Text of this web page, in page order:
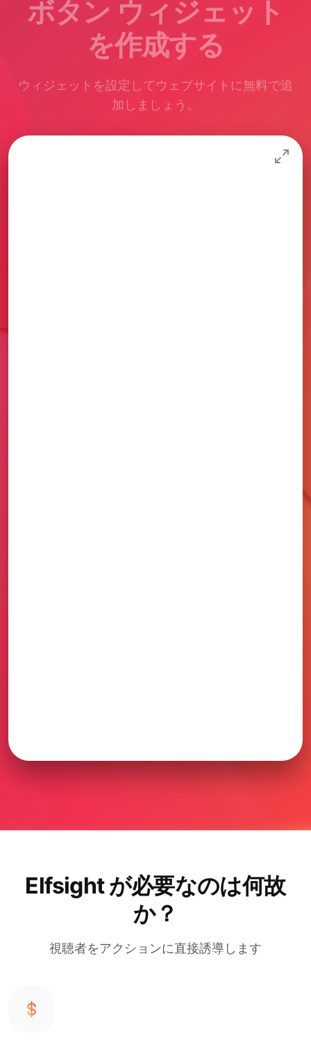
ボタン ウィジェット
を作成する
ウィジェットを設定してウェブサイトに無料で追
加しましょう。
Elfsight が必要なのは何故
か？
視聴者をアクションに直接誘導します